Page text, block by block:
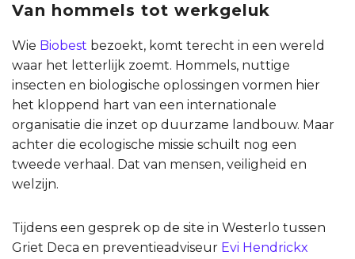
Van hommels tot werkgeluk
Wie Biobest bezoekt, komt terecht in een wereld
waar het letterlijk zoemt. Hommels, nuttige
insecten en biologische oplossingen vormen hier
het kloppend hart van een internationale
organisatie die inzet op duurzame landbouw. Maar
achter die ecologische missie schuilt nog een
tweede verhaal. Dat van mensen, veiligheid en
welzijn.
Tijdens een gesprek op de site in Westerlo tussen
Griet Deca en preventieadviseur Evi Hendrickx